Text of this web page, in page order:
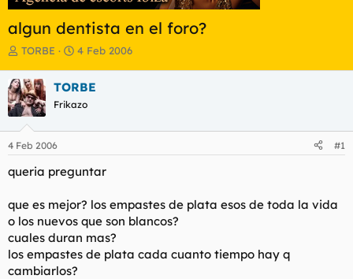
algun dentista en el foro?
I
i
c
i
a
d
o
d
l
t
e
a
TORBE
F
h
a
e
i
i
o
4 Feb 2006
TORBE
Frikazo
4 Feb 2006 #1
queria preguntar
que es mejor? los empastes de plata esos de toda la vida
o los nuevos que son blancos?
cuales duran mas?
los empastes de plata cada cuanto tiempo hay q
cambiarlos?